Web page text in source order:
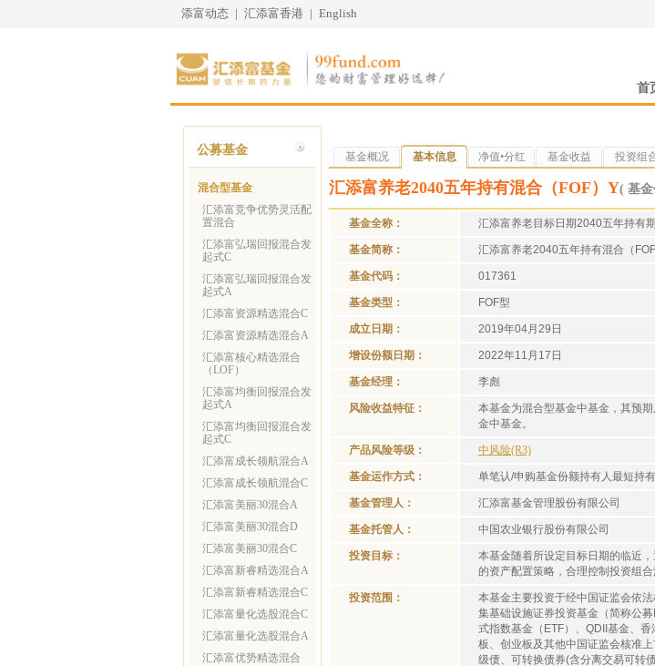
添富动态 | 汇添富香港 | English
首
公募基金
混合型基金
汇添富竞争优势灵活配
置混合
汇添富弘瑞回报混合发
起式C
汇添富弘瑞回报混合发
起式A
汇添富资源精选混合C
汇添富资源精选混合A
汇添富核心精选混合
（LOF）
汇添富均衡回报混合发
起式A
汇添富均衡回报混合发
起式C
汇添富成长领航混合A
汇添富成长领航混合C
汇添富美丽30混合A
汇添富美丽30混合D
汇添富美丽30混合C
汇添富新睿精选混合A
汇添富新睿精选混合C
汇添富量化选股混合C
汇添富量化选股混合A
汇添富优势精选混合
基金概况 基本信息 净值•分红 基金收益 投资组
汇添富养老2040五年持有混合（FOF）Y( 基金
基金全称： 汇添富养老目标日期2040五年持有
基金简称： 汇添富养老2040五年持有混合（
基金代码： 017361
基金类型： FOF型
成立日期： 2019年04月29日
增设份额日期： 2022年11月17日
基金经理： 李彪
风险收益特征：
本基金为混合型基金中基金，其预
金中基金。
产品风险等级： 中风险(R3)
基金运作方式： 单笔认/申购基金份额持有人最短持
基金管理人： 汇添富基金管理股份有限公司
基金托管人： 中国农业银行股份有限公司
投资目标：
本基金随着所设定目标日期的临近
的资产配置策略，合理控制投资组
投资范围：
本基金主要投资于经中国证监会依
集基础设施证券投资基金（简称公
式指数基金（ETF）、QDII基金、
板、创业板及其他中国证监会核准
级债、可转换债券(含分离交易可转